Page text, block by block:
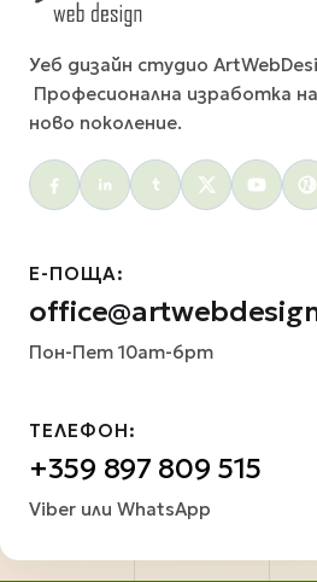
Уеб дизайн студио
Професионална изработка
ново поколение.
Social menu
Е-ПОЩА:
Пон-Пет 10am-6pm
ТЕЛЕФОН:
+359 897 809 515
Viber или WhatsApp